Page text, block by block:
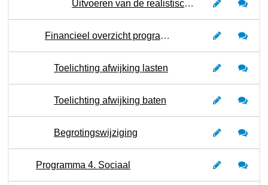
Uitvoeren van de realistische (meerjaren)investeringsplanning 2025
Financieel overzicht programma 3
Toelichting afwijking lasten
Toelichting afwijking baten
Begrotingswijziging
Programma 4. Sociaal